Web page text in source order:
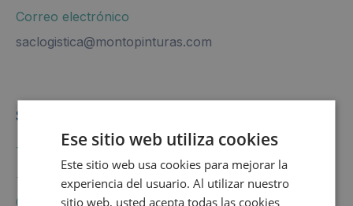
Correo electrónico
saclogistica@montopinturas.com
Sistemas tintométricos
Teléfono (Fax)
+34 600 946 168
Correo electrónico
Ese sitio web utiliza cookies
Este sitio web usa cookies para mejorar la
experiencia del usuario. Al utilizar nuestro
sitio web, usted acepta todas las cookies